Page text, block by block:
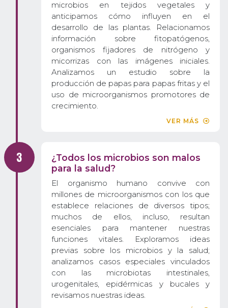
microbios en tejidos vegetales y
anticipamos cómo influyen en el
desarrollo de las plantas. Relacionamos
información sobre fitopatógenos,
organismos fijadores de nitrógeno y
micorrizas con las imágenes iniciales.
Analizamos un estudio sobre la
producción de papas para papas fritas y el
uso de microorganismos promotores de
crecimiento.
VER MÁS
¿Todos los microbios son malos
para la salud?
El organismo humano convive con
millones de microorganismos con los que
establece relaciones de diversos tipos;
muchos de ellos, incluso, resultan
esenciales para mantener nuestras
funciones vitales. Exploramos ideas
previas sobre los microbios y la salud;
analizamos casos especiales vinculados
con las microbiotas intestinales,
urogenitales, epidérmicas y bucales y
revisamos nuestras ideas.